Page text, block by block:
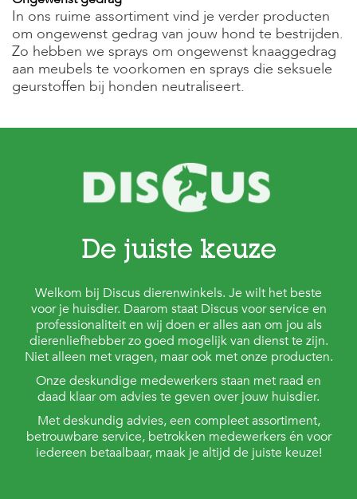
In ons ruime assortiment vind je verder producten
om ongewenst gedrag van jouw hond te bestrijden.
Zo hebben we sprays om ongewenst knaaggedrag
aan meubels te voorkomen en sprays die seksuele
geurstoffen bij honden neutraliseert.
De juiste keuze
Welkom bij Discus dierenwinkels. Je wilt het beste
voor je huisdier. Daarom staat Discus voor service en
professionaliteit en wij doen er alles aan om jou als
dierenliefhebber zo goed mogelijk van dienst te zijn.
Niet alleen met vragen, maar ook met onze producten.
Onze deskundige medewerkers staan met raad en
daad klaar om advies te geven over jouw huisdier.
Met deskundig advies, een compleet assortiment,
betrouwbare service, betrokken medewerkers én voor
iedereen betaalbaar, maak je altijd de juiste keuze!